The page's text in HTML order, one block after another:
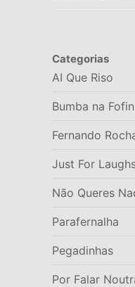
Categorias
AI Que Riso
Bumba na
Fernando
Just For
Não Queres
Parafernalha
Pegadinhas
Por Falar